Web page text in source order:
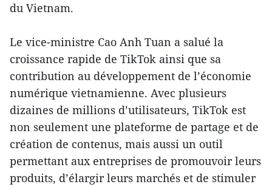
du Vietnam.
Le vice-ministre Cao Anh Tuan a salué la
croissance rapide de TikTok ainsi que sa
contribution au développement de l’économie
numérique vietnamienne. Avec plusieurs
dizaines de millions d’utilisateurs, TikTok est
non seulement une plateforme de partage et de
création de contenus, mais aussi un outil
permettant aux entreprises de promouvoir leurs
produits, d’élargir leurs marchés et de stimuler